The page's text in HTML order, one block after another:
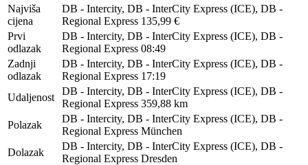
Najviša
cijena
DB - Intercity, DB - InterCity Express (ICE), DB -
Regional Express 135,99 €
Prvi
odlazak
DB - Intercity, DB - InterCity Express (ICE), DB -
Regional Express 08:49
Zadnji
odlazak
DB - Intercity, DB - InterCity Express (ICE), DB -
Regional Express 17:19
Udaljenost
DB - Intercity, DB - InterCity Express (ICE), DB -
Regional Express 359,88 km
Polazak
DB - Intercity, DB - InterCity Express (ICE), DB -
Regional Express München
Dolazak
DB - Intercity, DB - InterCity Express (ICE), DB -
Regional Express Dresden